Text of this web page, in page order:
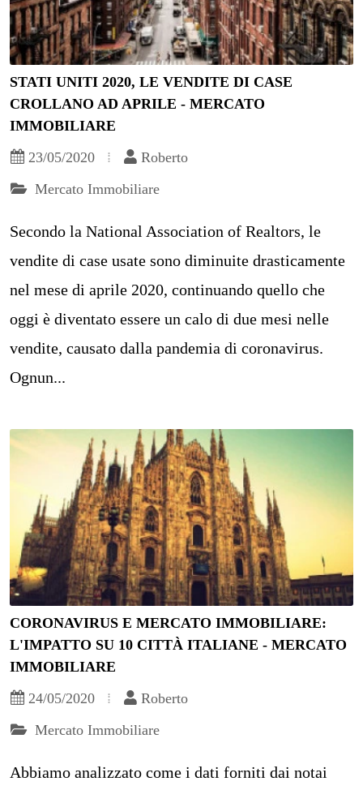
STATI UNITI 2020, LE VENDITE DI CASE
CROLLANO AD APRILE - MERCATO
IMMOBILIARE
23/05/2020
Roberto
Mercato Immobiliare
Secondo la National Association of Realtors, le
vendite di case usate sono diminuite drasticamente
nel mese di aprile 2020, continuando quello che
oggi è diventato essere un calo di due mesi nelle
vendite, causato dalla pandemia di coronavirus.
Ognun...
CORONAVIRUS E MERCATO IMMOBILIARE:
L'IMPATTO SU 10 CITTÀ ITALIANE - MERCATO
IMMOBILIARE
24/05/2020
Roberto
Mercato Immobiliare
Abbiamo analizzato come i dati forniti dai notai